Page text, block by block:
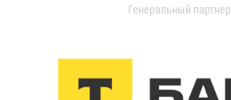
Генеральный партнер